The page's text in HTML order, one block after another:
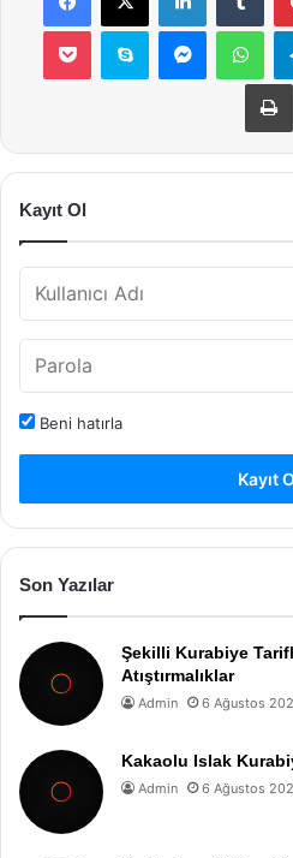
Pocket Skype Messenger
Kayıt Ol
Beni hatırla
Kayıt
Son Yazılar
Şekilli Kurabiye
Atıştırmalıklar
Admin 6 Ağustos
Kakaolu Islak
Admin 6 Ağustos